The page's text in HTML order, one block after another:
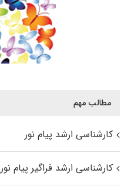
مطالب مهم
کارشناسی ارشد پیام نور
کارشناسی ارشد فراگیر پیام نور